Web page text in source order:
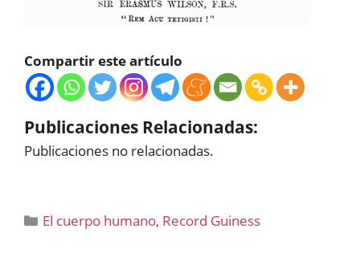
Compartir este artículo
Publicaciones Relacionadas:
Publicaciones no relacionadas.
Categorías
El cuerpo humano, Record Guiness